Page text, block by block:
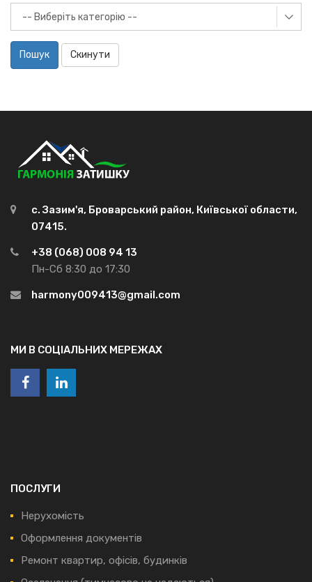
Пошук Скинути
с. Зазим'я, Броварський район, Київської области,
07415.
+38 (068) 008 94 13
Пн-Сб 8:30 до 17:30
harmony009413@gmail.com
МИ В СОЦІАЛЬНИХ МЕРЕЖАХ
ПОСЛУГИ
Нерухомість
Оформлення документів
Ремонт квартир, офісів, будинків